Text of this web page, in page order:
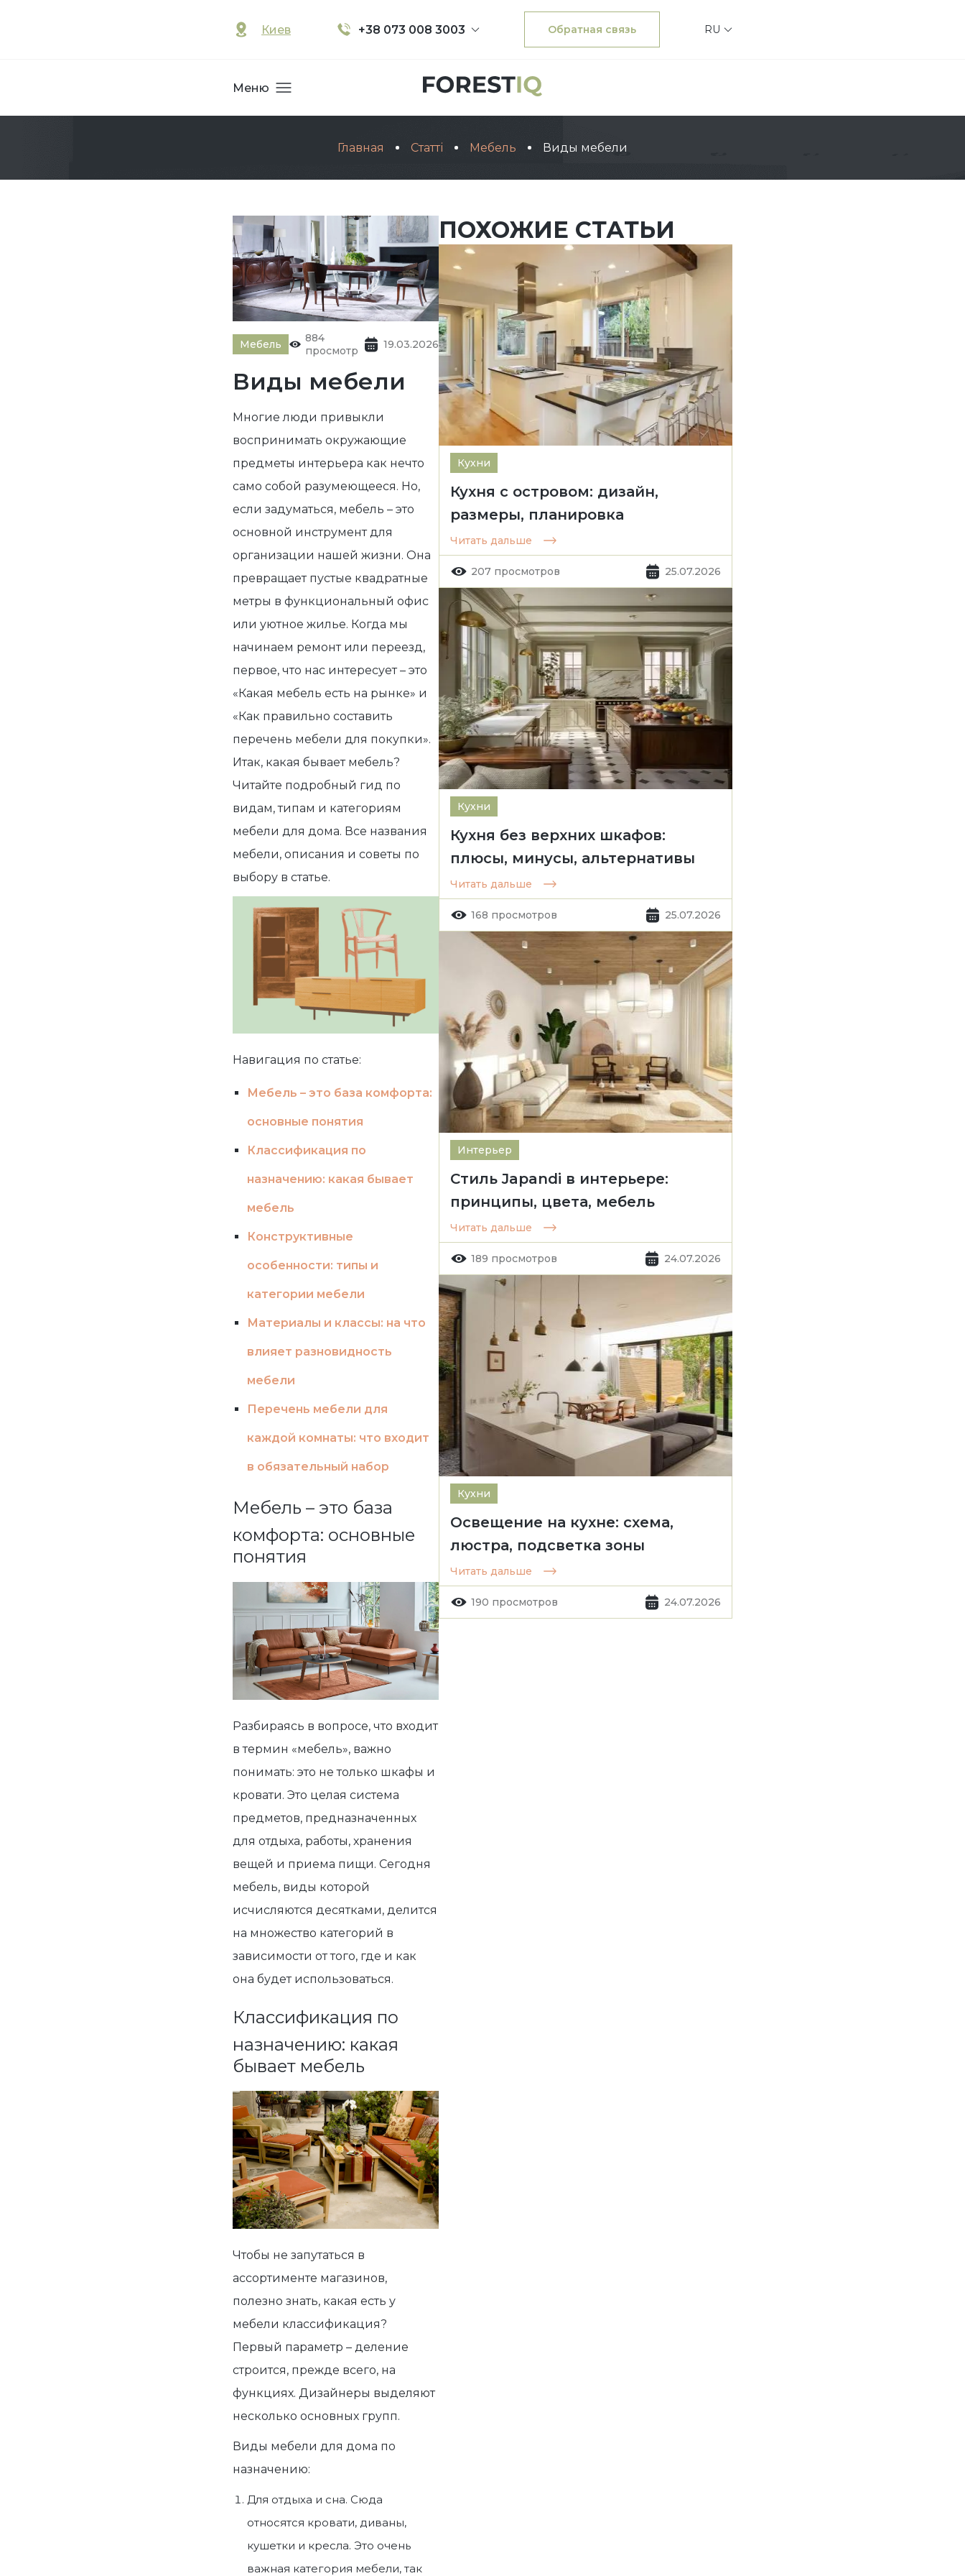
Киев +38 073 008 3003 Обратная связь RU
Меню
Главная Статті Мебель Виды мебели
Мебель
884
просмотр
19.03.2026
Виды мебели
Многие люди привыкли
воспринимать окружающие
предметы интерьера как нечто
само собой разумеющееся. Но,
если задуматься, мебель – это
основной инструмент для
организации нашей жизни. Она
превращает пустые квадратные
метры в функциональный офис
или уютное жилье. Когда мы
начинаем ремонт или переезд,
первое, что нас интересует – это
«Какая мебель есть на рынке» и
«Как правильно составить
перечень мебели для покупки».
Итак, какая бывает мебель?
Читайте подробный гид по
видам, типам и категориям
мебели для дома. Все названия
мебели, описания и советы по
выбору в статье.
Навигация по статье:
Мебель – это база комфорта:
основные понятия
Классификация по
назначению: какая бывает
мебель
Конструктивные
особенности: типы и
категории мебели
Материалы и классы: на что
влияет разновидность
мебели
Перечень мебели для
каждой комнаты: что входит
в обязательный набор
Мебель – это база
комфорта: основные
понятия
Разбираясь в вопросе, что входит
в термин «мебель», важно
понимать: это не только шкафы и
кровати. Это целая система
предметов, предназначенных
для отдыха, работы, хранения
вещей и приема пищи. Сегодня
мебель, виды которой
исчисляются десятками, делится
на множество категорий в
зависимости от того, где и как
она будет использоваться.
Классификация по
назначению: какая
бывает мебель
Чтобы не запутаться в
ассортименте магазинов,
полезно знать, какая есть у
мебели классификация?
Первый параметр – деление
строится, прежде всего, на
функциях. Дизайнеры выделяют
несколько основных групп.
Виды мебели для дома по
назначению:
Для отдыха и сна. Сюда
относятся кровати, диваны,
кушетки и кресла. Это очень
важная категория мебели, так
ПОХОЖИЕ СТАТЬИ
Кухни
Кухня с островом: дизайн,
размеры, планировка
Читать дальше
207 просмотров 25.07.2026
Кухни
Кухня без верхних шкафов:
плюсы, минусы, альтернативы
Читать дальше
168 просмотров 25.07.2026
Интерьер
Стиль Japandi в интерьере:
принципы, цвета, мебель
Читать дальше
189 просмотров 24.07.2026
Кухни
Освещение на кухне: схема,
люстра, подсветка зоны
Читать дальше
190 просмотров 24.07.2026